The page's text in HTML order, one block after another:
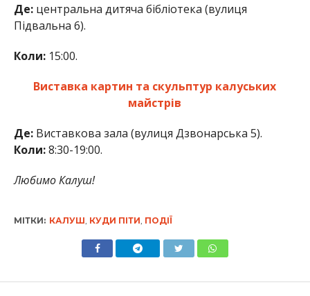
Де:центральна дитяча бібліотека (вулиця
Підвальна 6).
Коли:15:00.
Виставка картин та скульптур калуських
майстрів
Де:Виставкова зала (вулиця Дзвонарська 5).
Коли:8:30-19:00.
Любимо Калуш!
МІТКИ: КАЛУШ КУДИ ПІТИ ПОДІЇ